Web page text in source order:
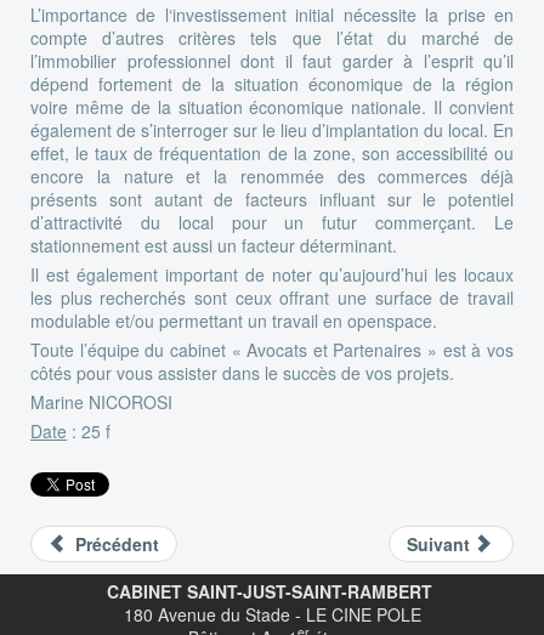
L’importance de l‘investissement initial nécessite la prise en
compte d’autres critères tels que l’état du marché de
l’immobilier professionnel dont il faut garder à l’esprit qu’il
dépend fortement de la situation économique de la région
voire même de la situation économique nationale. Il convient
également de s’interroger sur le lieu d’implantation du local. En
effet, le taux de fréquentation de la zone, son accessibilité ou
encore la nature et la renommée des commerces déjà
présents sont autant de facteurs influant sur le potentiel
d’attractivité du local pour un futur commerçant. Le
stationnement est aussi un facteur déterminant.
Il est également important de noter qu’aujourd’hui les locaux
les plus recherchés sont ceux offrant une surface de travail
modulable et/ou permettant un travail en openspace.
Toute l’équipe du cabinet « Avocats et Partenaires » est à vos
côtés pour vous assister dans le succès de vos projets.
Marine NICOROSI
Date : 25 f
Précédent
Suivant
CABINET SAINT-JUST-SAINT-RAMBERT
180 Avenue du Stade - LE CINE POLE